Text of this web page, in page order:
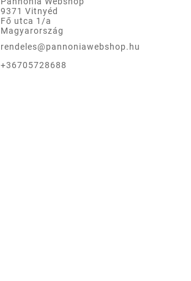
9371 Vitnyéd
Fő utca 1/a
Magyarország
rendeles@pannoniawebshop.hu
+36705728688